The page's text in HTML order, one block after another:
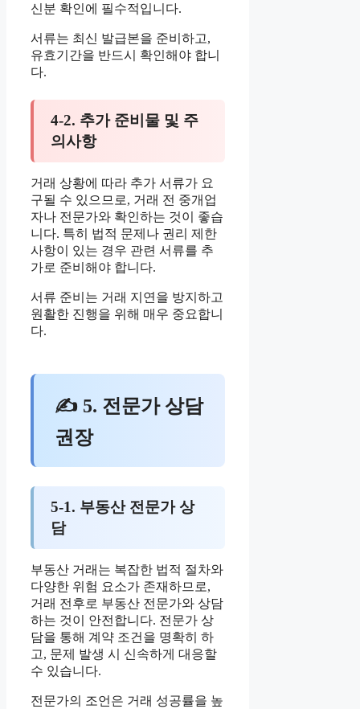
신분 확인에 필수적입니다.
서류는 최신 발급본을 준비하고,
유효기간을 반드시 확인해야 합니
다.
4-2. 추가 준비물 및 주
의사항
거래 상황에 따라 추가 서류가 요
구될 수 있으므로, 거래 전 중개업
자나 전문가와 확인하는 것이 좋습
니다. 특히 법적 문제나 권리 제한
사항이 있는 경우 관련 서류를 추
가로 준비해야 합니다.
서류 준비는 거래 지연을 방지하고
원활한 진행을 위해 매우 중요합니
다.
✍ 5. 전문가 상담
권장
5-1. 부동산 전문가 상
담
부동산 거래는 복잡한 법적 절차와
다양한 위험 요소가 존재하므로,
거래 전후로 부동산 전문가와 상담
하는 것이 안전합니다. 전문가 상
담을 통해 계약 조건을 명확히 하
고, 문제 발생 시 신속하게 대응할
수 있습니다.
전문가의 조언은 거래 성공률을 높